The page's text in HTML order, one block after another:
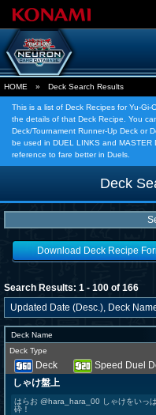
HOME » Deck Search Results
This is a list of Deck Recipes for Yu-
the details of that Deck Recipe. You
Deck/Tournament Runner-Up Deck or
be used in DUEL LINKS and
reference to fare better in Duels.
Deck
Download Deck Recipe
Search Results: 1 - 100 of 166
Deck Name
Deck Type
Deck Speed Duel
しゃけ盤上
はらお @hara_hara_00 しゃけをいっ
砕！